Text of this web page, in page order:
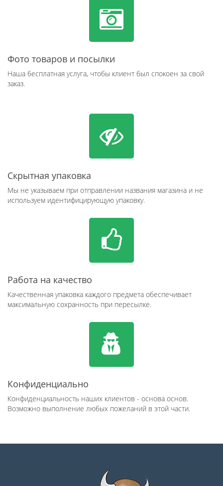
Фото товаров и посылки
Наша бесплатная услуга, чтобы клиент был спокоен за свой
заказ.
Скрытная упаковка
Мы не указываем при отправлении названия магазина и не
используем идентифицирующую упаковку.
Работа на качество
Качественная упаковка каждого предмета обеспечивает
максимальную сохранность при пересылке.
Конфиденциально
Конфиденциальность наших клиентов - основа основ.
Возможно выполнение любых пожеланий в этой части.